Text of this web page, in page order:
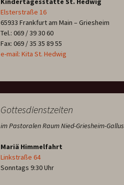
Elsterstraße 16
65933 Frankfurt am Main – Griesheim
Tel.: 069 / 39 30 60
Fax: 069 / 35 35 89 55
e-mail: Kita St. Hedwig
Gottesdienstzeiten
im Pastoralen Raum Nied-Griesheim-Gallus
Mariä Himmelfahrt
Linkstraße 64
Sonntags 9:30 Uhr